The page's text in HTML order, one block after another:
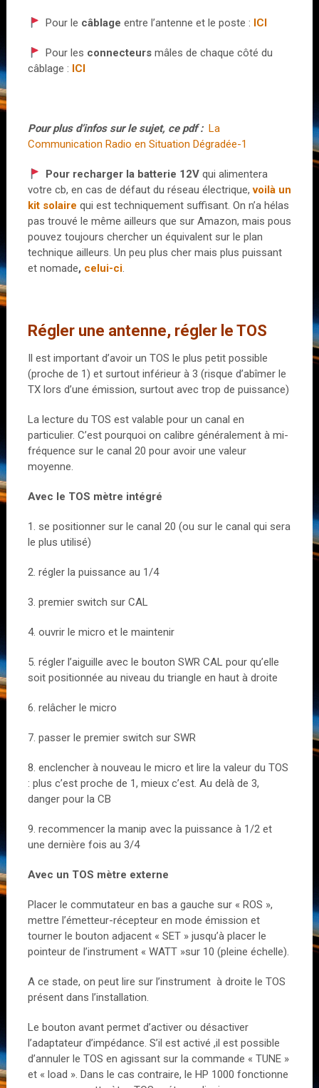
Pour le câblage entre l’antenne et le poste : ICI
Pour les connecteurs mâles de chaque côté du
câblage : ICI
Pour plus d’infos sur le sujet, ce pdf : La
Communication Radio en Situation Dégradée-1
Pour recharger la batterie 12V qui alimentera
votre cb, en cas de défaut du réseau électrique,voilà un
kit solaire qui est techniquement suffisant. On n’a hélas
pas trouvé le même ailleurs que sur Amazon, mais pous
pouvez toujours chercher un équivalent sur le plan
technique ailleurs. Un peu plus cher mais plus puissant
et nomade, celui-ci.
Régler une antenne, régler le TOS
Il est important d’avoir un TOS le plus petit possible
(proche de 1) et surtout inférieur à 3 (risque d’abîmer le
TX lors d’une émission, surtout avec trop de puissance)
La lecture du TOS est valable pour un canal en
particulier. C’est pourquoi on calibre généralement à mi-
fréquence sur le canal 20 pour avoir une valeur
moyenne.
Avec le TOS mètre intégré
1. se positionner sur le canal 20 (ou sur le canal qui sera
le plus utilisé)
2. régler la puissance au 1/4
3. premier switch sur CAL
4. ouvrir le micro et le maintenir
5. régler l’aiguille avec le bouton SWR CAL pour qu’elle
soit positionnée au niveau du triangle en haut à droite
6. relâcher le micro
7. passer le premier switch sur SWR
8. enclencher à nouveau le micro et lire la valeur du TOS
: plus c’est proche de 1, mieux c’est. Au delà de 3,
danger pour la CB
9. recommencer la manip avec la puissance à 1/2 et
une dernière fois au 3/4
Avec un TOS mètre externe
Placer le commutateur en bas a gauche sur « ROS »,
mettre l’émetteur-récepteur en mode émission et
tourner le bouton adjacent « SET » jusqu’à placer le
pointeur de l’instrument « WATT »sur 10 (pleine échelle).
A ce stade, on peut lire sur l’instrument à droite le TOS
présent dans l’installation.
Le bouton avant permet d’activer ou désactiver
l’adaptateur d’impédance. S’il est activé ,il est possible
d’annuler le TOS en agissant sur la commande « TUNE »
et « load ». Dans le cas contraire, le HP 1000 fonctionne